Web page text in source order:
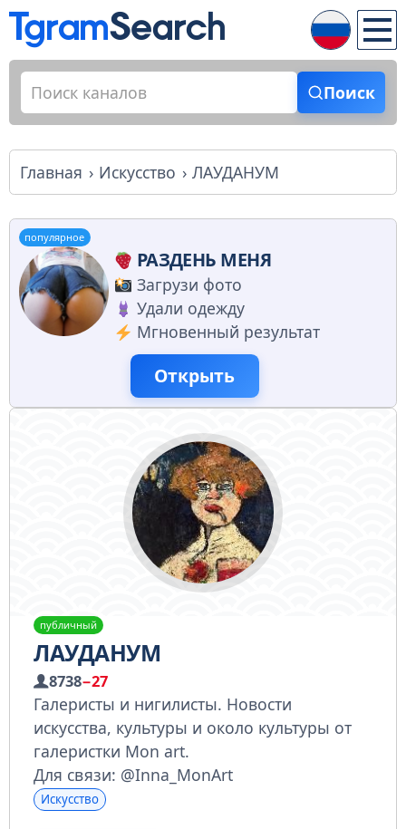
Поиск
Главная Искусство ЛАУДАНУМ
популярное
РАЗДЕНЬ МЕНЯ
Загрузи фото
Удали одежду
Мгновенный результат
Открыть
публичный
ЛАУДАНУМ
8738−27
Галеристы и нигилисты. Новости
искусства, культуры и около культуры от
галеристки Mon art.
Для связи: @Inna_MonArt
Искусство